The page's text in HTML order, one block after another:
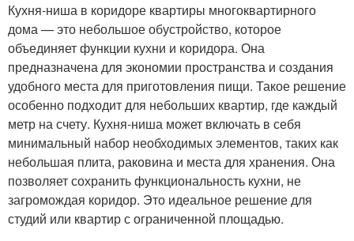
Кухня-ниша в коридоре квартиры многоквартирного
дома — это небольшое обустройство, которое
объединяет функции кухни и коридора. Она
предназначена для экономии пространства и создания
удобного места для приготовления пищи. Такое решение
особенно подходит для небольших квартир, где каждый
метр на счету. Кухня-ниша может включать в себя
минимальный набор необходимых элементов, таких как
небольшая плита, раковина и места для хранения. Она
позволяет сохранить функциональность кухни, не
загромождая коридор. Это идеальное решение для
студий или квартир с ограниченной площадью.